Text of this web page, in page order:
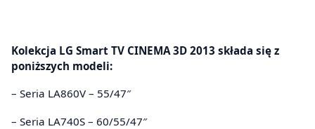
Kolekcja LG Smart TV CINEMA 3D 2013 składa się z
poniższych modeli:
– Seria LA860V – 55/47″
– Seria LA740S – 60/55/47″